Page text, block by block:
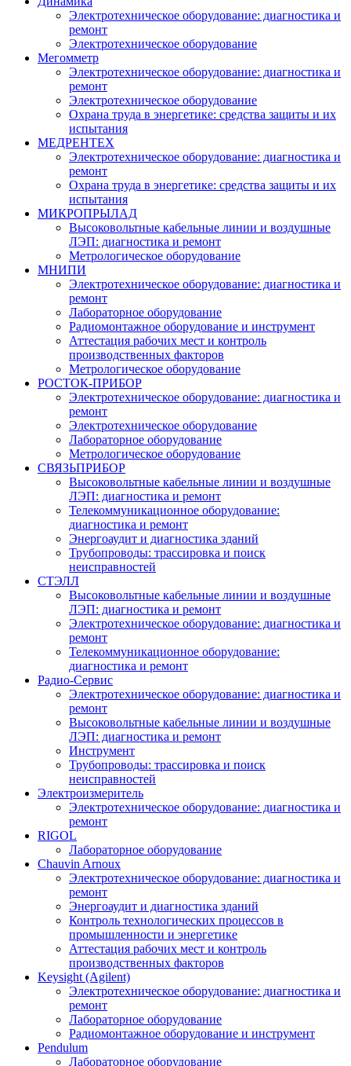
Электротехническое оборудование: диагностика и
ремонт
Электротехническое оборудование
Мегомметр
Электротехническое оборудование: диагностика и
ремонт
Электротехническое оборудование
Охрана труда в энергетике: средства защиты и их
испытания
МЕДРЕНТЕХ
Электротехническое оборудование: диагностика и
ремонт
Охрана труда в энергетике: средства защиты и их
испытания
МИКРОПРЫЛАД
Высоковольтные кабельные линии и воздушные
ЛЭП: диагностика и ремонт
Метрологическое оборудование
МНИПИ
Электротехническое оборудование: диагностика и
ремонт
Лабораторное оборудование
Радиомонтажное оборудование и инструмент
Аттестация рабочих мест и контроль
производственных факторов
Метрологическое оборудование
РОСТОК-ПРИБОР
Электротехническое оборудование: диагностика и
ремонт
Электротехническое оборудование
Лабораторное оборудование
Метрологическое оборудование
СВЯЗЬПРИБОР
Высоковольтные кабельные линии и воздушные
ЛЭП: диагностика и ремонт
Телекоммуникационное оборудование:
диагностика и ремонт
Энергоаудит и диагностика зданий
Трубопроводы: трассировка и поиск
неисправностей
СТЭЛЛ
Высоковольтные кабельные линии и воздушные
ЛЭП: диагностика и ремонт
Электротехническое оборудование: диагностика и
ремонт
Телекоммуникационное оборудование:
диагностика и ремонт
Радио-Cервис
Электротехническое оборудование: диагностика и
ремонт
Высоковольтные кабельные линии и воздушные
ЛЭП: диагностика и ремонт
Инструмент
Трубопроводы: трассировка и поиск
неисправностей
Электроизмеритель
Электротехническое оборудование: диагностика и
ремонт
RIGOL
Лабораторное оборудование
Chauvin Arnoux
Электротехническое оборудование: диагностика и
ремонт
Энергоаудит и диагностика зданий
Контроль технологических процессов в
промышленности и энергетике
Аттестация рабочих мест и контроль
производственных факторов
Keysight (Agilent)
Электротехническое оборудование: диагностика и
ремонт
Лабораторное оборудование
Радиомонтажное оборудование и инструмент
Pendulum
Лабораторное оборудование